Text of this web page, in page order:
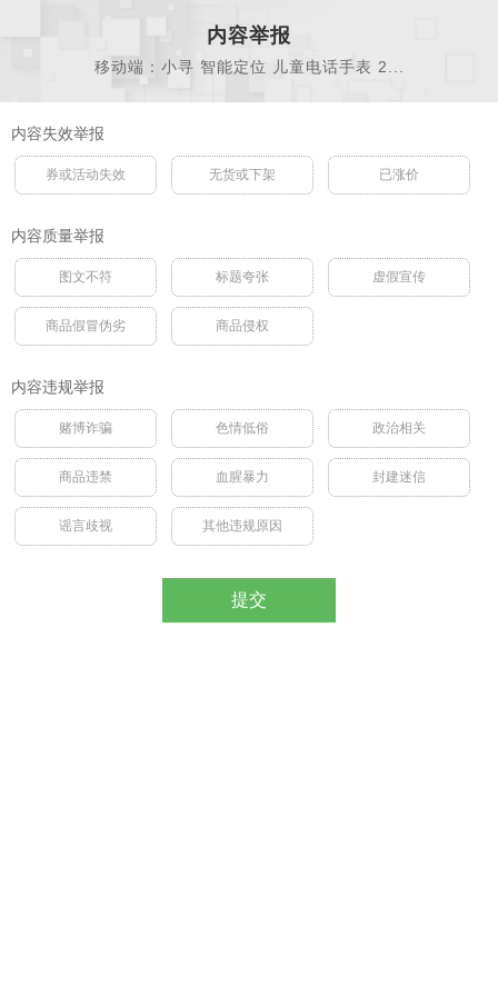
内容举报
移动端：小寻 智能定位 儿童电话手表 2...
内容失效举报
券或活动失效 无货或下架 已涨价
内容质量举报
图文不符 标题夸张 虚假宣传
商品假冒伪劣 商品侵权
内容违规举报
赌博诈骗 色情低俗 政治相关
商品违禁 血腥暴力 封建迷信
谣言歧视 其他违规原因
提交